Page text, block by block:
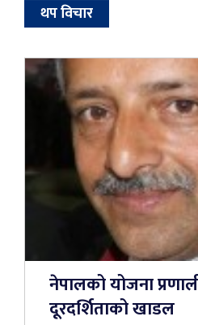
थप विचार
नेपालको योजना
दूरदर्शिताको खाडल